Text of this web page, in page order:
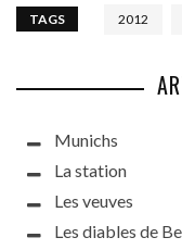
TAGS 2012
Munichs
La station
Les veuves
Les diables de